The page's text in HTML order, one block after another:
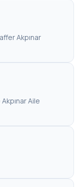
Akpınar
Aile